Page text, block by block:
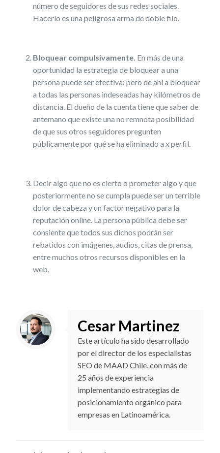
número de seguidores de sus redes sociales.
Hacerlo es una peligrosa arma de doble filo.
Bloquear compulsivamente. En más de una
oportunidad la estrategia de bloquear a una
persona puede ser efectiva; pero de ahí a bloquear
a todas las personas indeseadas hay kilómetros de
distancia. El dueño de la cuenta tiene que saber de
antemano que existe una no remnota posibilidad
de que sus otros seguidores pregunten
públicamente por qué se ha eliminado a x perfil.
Decir algo que no es cierto o prometer algo y que
posteriormente no se cumpla puede ser un terrible
dolor de cabeza y un factor negativo para la
reputación online. La persona pública debe ser
consiente que todos sus dichos podrán ser
rebatidos con imágenes, audios, citas de prensa,
entre muchos otros recursos disponibles en la
web.
Cesar Martinez
Este artículo ha sido desarrollado
por el director de los especialistas
SEO de MAAD Chile, con más de
25 años de experiencia
implementando estrategias de
posicionamiento orgánico para
empresas en Latinoamérica.